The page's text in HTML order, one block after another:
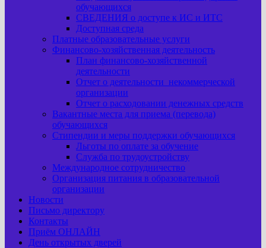
обучающихся
СВЕДЕНИЯ о доступе к ИС и ИТС
Доступная среда
Платные образовательные услуги
Финансово-хозяйственная деятельность
План финансово-хозяйственной
деятельности
Отчет о деятельности некоммерческой
организации
Отчет о расходовании денежных средств
Вакантные места для приема (перевода)
обучающихся
Стипендии и меры поддержки обучающихся
Льготы по оплате за обучение
Служба по трудоустройству
Международное сотрудничество
Организация питания в образовательной
организации
Новости
Письмо директору
Контакты
Приём ОНЛАЙН
День открытых дверей